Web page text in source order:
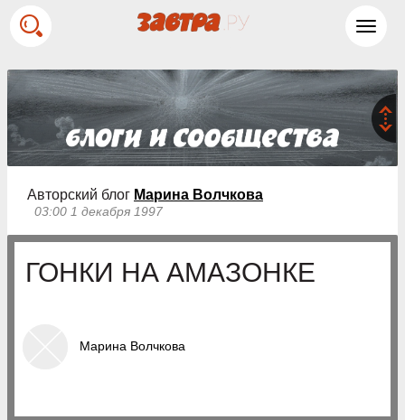
Авторский блог Марина Волчкова
03:00 1 декабря 1997
ГОНКИ НА АМАЗОНКЕ
Марина Волчкова